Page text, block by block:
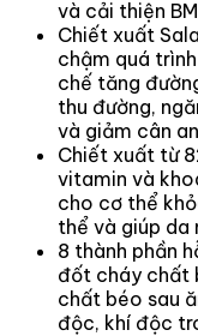
và cải thiện
Chiết xuất
chậm quá
chế tăng
thu đường,
và giảm cân
Chiết xuất từ
vitamin và
cho cơ thể
thể và giúp da
8 thành phần
đốt cháy chất
chất béo sau
độc, khí độc